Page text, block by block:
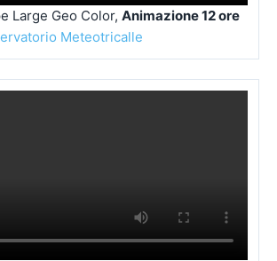
Large Geo Color, Animazione 12 ore
Meteotricalle